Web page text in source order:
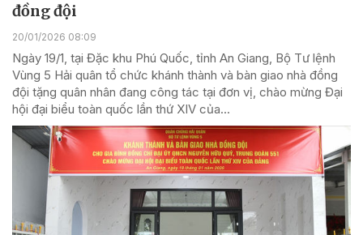
đồng đội
20/01/2026 08:09
Ngày 19/1, tại Đặc khu Phú Quốc, tỉnh An Giang, Bộ Tư lệnh
Vùng 5 Hải quân tổ chức khánh thành và bàn giao nhà đồng
đội tặng quân nhân đang công tác tại đơn vị, chào mừng Đại
hội đại biểu toàn quốc lần thứ XIV của...